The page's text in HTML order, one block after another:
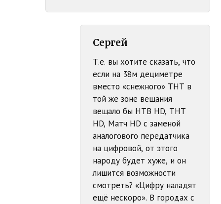
Сергей
Т.е. вы хотите сказать, что
если на 38м дециметре
вместо «снежного» ТНТ в
той же зоне вещания
вещало бы НТВ HD, ТНТ
HD, Матч HD с заменой
аналогового передатчика
на цифровой, от этого
народу будет хуже, и он
лишится возможности
смотреть? «Цифру наладят
ещё нескоро». В городах с